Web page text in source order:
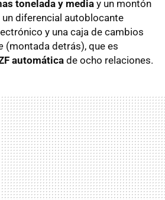
tonelada y media y un montón
diferencial autoblocante
y una caja de cambios
(montada detrás), que es
automática de ocho relaciones.